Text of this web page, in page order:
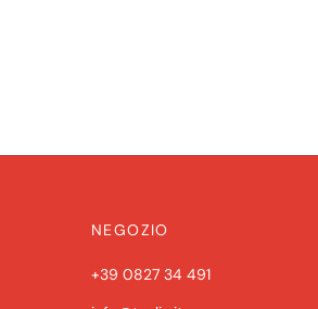
NEGOZIO
+39 0827 34 491